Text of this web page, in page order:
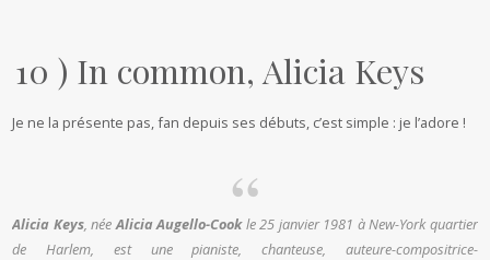
10 ) In common, Alicia Keys
Je ne la présente pas, fan depuis ses débuts, c’est simple : je l’adore !
Alicia Keys, née Alicia Augello-Cookle 25 janvier 1981 à New-York quartier
de Harlem, est une pianiste, chanteuse, auteure-compositrice-